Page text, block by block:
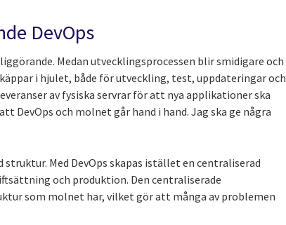
DevOps
Medan utvecklingsprocessen blir smidigare och
i hjulet, både för utveckling, test, uppdateringar och
av fysiska servrar för att nya applikationer ska
DevOps och molnet går hand i hand. Jag ska ge några
Med DevOps skapas istället en centraliserad
och produktion. Den centraliserade
som molnet har, vilket gör att många av problemen